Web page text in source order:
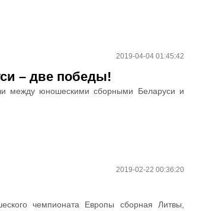
2019-04-04 01:45:42
– две победы!
между юношескими сборными Беларуси и
2019-02-22 00:36:20
чемпионата Европы сборная Литвы,